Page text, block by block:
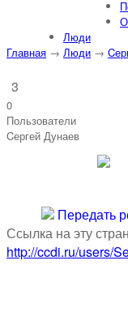
Люди
Главная → Люди →
3
0
Пользователи
Cергей Дунаев
Передать
Ссылка на эту
http://ccdi.ru/users/